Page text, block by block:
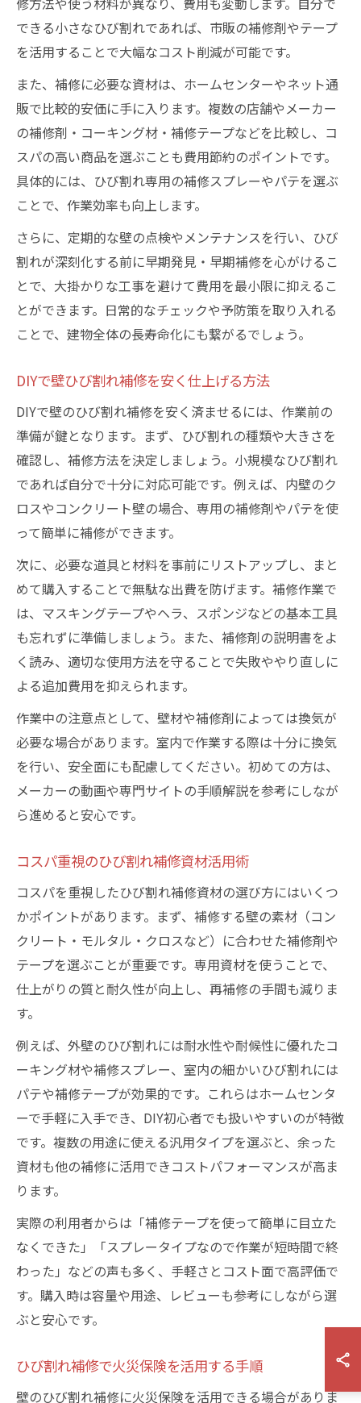
できる小さなひび割れであれば、市販の補修剤やテープ
を活用することで大幅なコスト削減が可能です。
また、補修に必要な資材は、ホームセンターやネット通
販で比較的安価に手に入ります。複数の店舗やメーカー
の補修剤・コーキング材・補修テープなどを比較し、コ
スパの高い商品を選ぶことも費用節約のポイントです。
具体的には、ひび割れ専用の補修スプレーやパテを選ぶ
ことで、作業効率も向上します。
さらに、定期的な壁の点検やメンテナンスを行い、ひび
割れが深刻化する前に早期発見・早期補修を心がけるこ
とで、大掛かりな工事を避けて費用を最小限に抑えるこ
とができます。日常的なチェックや予防策を取り入れる
ことで、建物全体の長寿命化にも繋がるでしょう。
DIYで壁ひび割れ補修を安く仕上げる方法
DIYで壁のひび割れ補修を安く済ませるには、作業前の
準備が鍵となります。まず、ひび割れの種類や大きさを
確認し、補修方法を決定しましょう。小規模なひび割れ
であれば自分で十分に対応可能です。例えば、内壁のク
ロスやコンクリート壁の場合、専用の補修剤やパテを使
って簡単に補修ができます。
次に、必要な道具と材料を事前にリストアップし、まと
めて購入することで無駄な出費を防げます。補修作業で
は、マスキングテープやヘラ、スポンジなどの基本工具
も忘れずに準備しましょう。また、補修剤の説明書をよ
く読み、適切な使用方法を守ることで失敗ややり直しに
よる追加費用を抑えられます。
作業中の注意点として、壁材や補修剤によっては換気が
必要な場合があります。室内で作業する際は十分に換気
を行い、安全面にも配慮してください。初めての方は、
メーカーの動画や専門サイトの手順解説を参考にしなが
ら進めると安心です。
コスパ重視のひび割れ補修資材活用術
コスパを重視したひび割れ補修資材の選び方にはいくつ
かポイントがあります。まず、補修する壁の素材（コン
クリート・モルタル・クロスなど）に合わせた補修剤や
テープを選ぶことが重要です。専用資材を使うことで、
仕上がりの質と耐久性が向上し、再補修の手間も減りま
す。
例えば、外壁のひび割れには耐水性や耐候性に優れたコ
ーキング材や補修スプレー、室内の細かいひび割れには
パテや補修テープが効果的です。これらはホームセンタ
ーで手軽に入手でき、DIY初心者でも扱いやすいのが特徴
です。複数の用途に使える汎用タイプを選ぶと、余った
資材も他の補修に活用できコストパフォーマンスが高ま
ります。
実際の利用者からは「補修テープを使って簡単に目立た
なくできた」「スプレータイプなので作業が短時間で終
わった」などの声も多く、手軽さとコスト面で高評価で
す。購入時は容量や用途、レビューも参考にしながら選
ぶと安心です。
ひび割れ補修で火災保険を活用する手順
壁のひび割れ補修に火災保険を活用できる場合がありま